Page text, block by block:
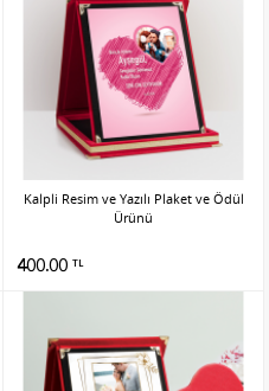
Kalpli Resim ve Yazılı Plaket ve Ödül
Ürünü
400.00 TL